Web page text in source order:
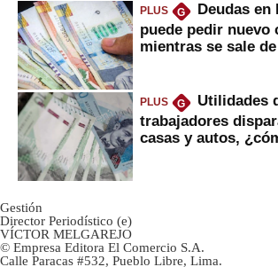
PLUS G
Deudas
puede pedir nuevo
mientras se sale
PLUS G
Utilidades
trabajadores
casas y autos,
Gestión
Director Periodístico (e)
VÍCTOR MELGAREJO
© Empresa Editora El Comercio S.A.
Calle Paracas #532, Pueblo Libre, Lima.